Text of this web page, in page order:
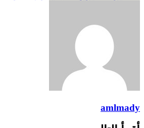
amlmady